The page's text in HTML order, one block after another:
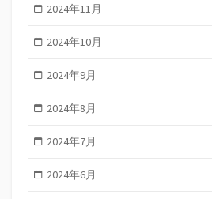
2024年11月
2024年10月
2024年9月
2024年8月
2024年7月
2024年6月